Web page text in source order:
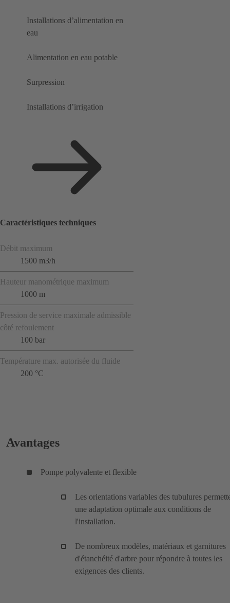
Installations d’alimentation en
eau
Alimentation en eau potable
Surpression
Installations d’irrigation
Caractéristiques techniques
Débit maximum
1500 m3/h
Hauteur manométrique maximum
1000 m
Pression de service maximale admissible
côté refoulement
100 bar
Température max. autorisée du fluide
200 °C
Avantages
Pompe polyvalente et flexible
Les orientations variables des tubulures
une adaptation optimale aux conditions de
l'installation.
De nombreux modèles, matériaux et garnitures
d'étanchéité d'arbre pour répondre à toutes les
exigences des clients.